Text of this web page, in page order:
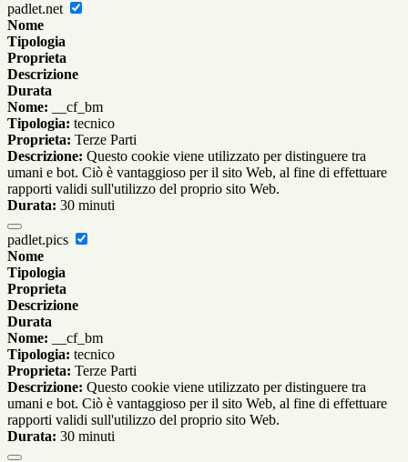
padlet.net
Nome
Tipologia
Proprieta
Descrizione
Durata
Nome: __cf_bm
Tipologia: tecnico
Proprieta: Terze Parti
Descrizione: Questo cookie viene utilizzato per distinguere tra
umani e bot. Ciò è vantaggioso per il sito Web, al fine di effettuare
rapporti validi sull'utilizzo del proprio sito Web.
Durata: 30 minuti
padlet.pics
Nome
Tipologia
Proprieta
Descrizione
Durata
Nome: __cf_bm
Tipologia: tecnico
Proprieta: Terze Parti
Descrizione: Questo cookie viene utilizzato per distinguere tra
umani e bot. Ciò è vantaggioso per il sito Web, al fine di effettuare
rapporti validi sull'utilizzo del proprio sito Web.
Durata: 30 minuti